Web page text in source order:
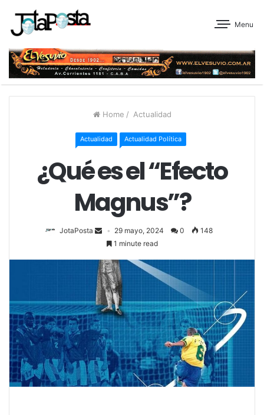
Menu
Home / Actualidad
Actualidad Actualidad Política
¿Qué es el “Efecto
Magnus”?
JotaPosta 29 mayo, 2024 0
148
1 minute read